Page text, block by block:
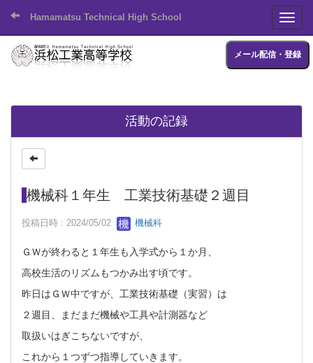
Hamamatsu Technical High School
メール配信・登録
活動の記録
機械科１年生 工業技術基礎２週目
投稿日時 : 2024/05/02 機械科
ＧＷが終わると１年生も入学式から１か月、
高校生活のリズムもつかみ出す頃です。
昨日はＧＷ中ですが、工業技術基礎（実習）は
２週目、まだまだ機械や工具や計測器など
取扱いはぎこちないですが、
これから１つずつ指導していきます。